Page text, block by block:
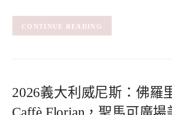
CONTINUE READING
2026義大利威尼斯：佛羅